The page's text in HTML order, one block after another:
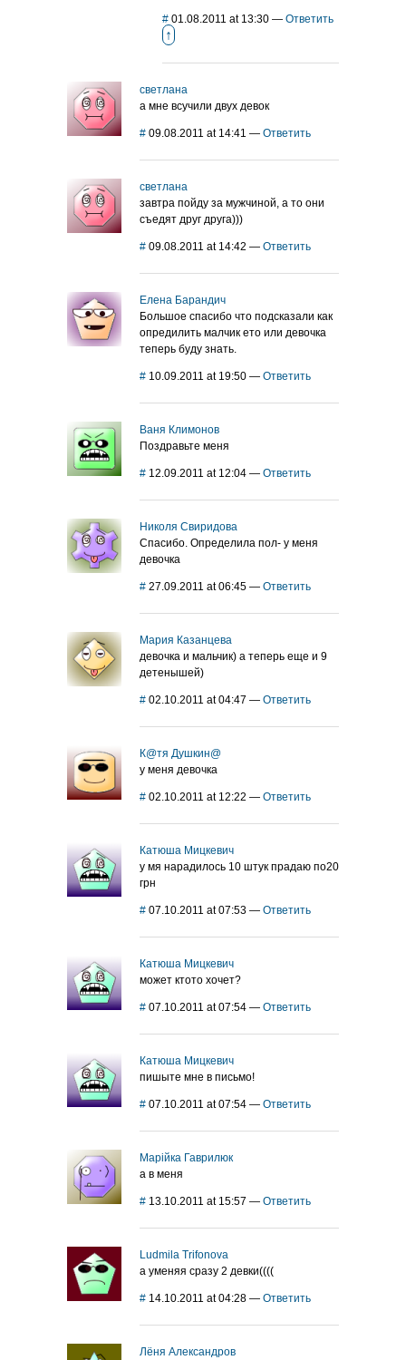
# 01.08.2011 at 13:30 — Ответить
↑
светлана
а мне всучили двух девок
# 09.08.2011 at 14:41 — Ответить
светлана
завтра пойду за мужчиной, а то они
съедят друг друга)))
# 09.08.2011 at 14:42 — Ответить
Елена Барандич
Большое спасибо что подсказали как
опредилить малчик ето или девочка
теперь буду знать.
# 10.09.2011 at 19:50 — Ответить
Ваня Климонов
Поздравьте меня
# 12.09.2011 at 12:04 — Ответить
Николя Свиридова
Спасибо. Определила пол- у меня
девочка
# 27.09.2011 at 06:45 — Ответить
Мария Казанцева
девочка и мальчик) а теперь еще и 9
детенышей)
# 02.10.2011 at 04:47 — Ответить
К@тя Душкин@
у меня девочка
# 02.10.2011 at 12:22 — Ответить
Катюша Мицкевич
у мя нарадилось 10 штук прадаю по20
грн
# 07.10.2011 at 07:53 — Ответить
Катюша Мицкевич
может ктото хочет?
# 07.10.2011 at 07:54 — Ответить
Катюша Мицкевич
пишыте мне в письмо!
# 07.10.2011 at 07:54 — Ответить
Марійка Гаврилюк
а в меня
# 13.10.2011 at 15:57 — Ответить
Ludmila Trifonova
а уменяя сразу 2 девки((((
# 14.10.2011 at 04:28 — Ответить
Лёня Александров